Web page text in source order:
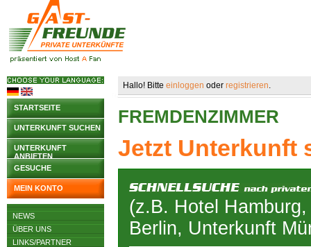
STARTSEITE
UNTERKUNFT SUCHEN
UNTERKUNFT
ANBIETEN
GESUCHE
MEIN KONTO
NEWS
ÜBER UNS
LINKS/PARTNER
Hallo! Bitte einloggen oder registrieren.
FREMDENZIMMER
Jetzt Unterkunft
(z.B. Hotel
Berlin, Unterkunft